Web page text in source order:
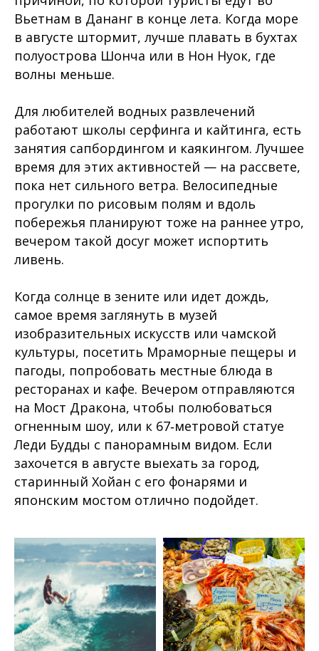
Вьетнам в Дананг в конце лета. Когда море
в августе штормит, лучше плавать в бухтах
полуострова Шонча или в Нон Нуок, где
волны меньше.
Для любителей водных развлечений
работают школы серфинга и кайтинга, есть
занятия сапбордингом и каякингом. Лучшее
время для этих активностей — на рассвете,
пока нет сильного ветра. Велосипедные
прогулки по рисовым полям и вдоль
побережья планируют тоже на раннее утро,
вечером такой досуг может испортить
ливень.
Когда солнце в зените или идет дождь,
самое время заглянуть в музей
изобразительных искусств или чамской
культуры, посетить Мраморные пещеры и
пагоды, попробовать местные блюда в
ресторанах и кафе. Вечером отправляются
на Мост Дракона, чтобы полюбоваться
огненным шоу, или к 67‑метровой статуе
Леди Будды с панорамным видом. Если
захочется в августе выехать за город,
старинный Хойан с его фонарями и
японским мостом отлично подойдет.